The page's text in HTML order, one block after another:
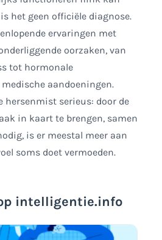
het geen officiële diagnose.
ervaringen met
oorzaken, van
tot hormonale
aandoeningen.
hersenmist serieus: door de
in kaart te brengen, samen
is er meestal meer aan
soms doet vermoeden.
intelligentie.info